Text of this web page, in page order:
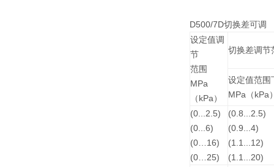
D500/7D切换差可调
设定值调
节
范围
MPa
（kPa）
切换差调节
设定值范围
MPa（kPa
(0...2.5)
(0...6)
(0…16)
(0…25)
(0.8...2.5)
(0.9...4)
(1.1...12)
(1.1...20)